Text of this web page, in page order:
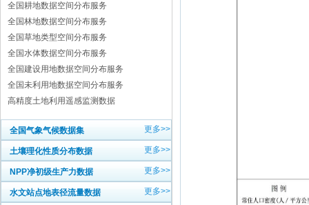
全国耕地数据空间分布服务
全国林地数据空间分布服务
全国草地类型空间分布服务
全国水体数据空间分布服务
全国建设用地数据空间分布服务
全国未利用地数据空间分布服务
高精度土地利用遥感监测数据
全国气象气候数据集 更多>>
土壤理化性质分布数据 更多>>
NPP净初级生产力数据 更多>>
水文站点地表径流量数据 更多>>